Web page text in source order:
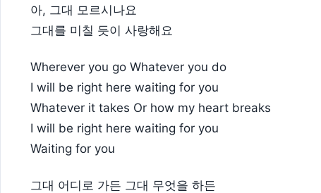
아, 그대 모르시나요
그대를 미칠 듯이 사랑해요
Wherever you go Whatever you do
I will be right here waiting for you
Whatever it takes Or how my heart breaks
I will be right here waiting for you
Waiting for you
그대 어디로 가든 그대 무엇을 하든